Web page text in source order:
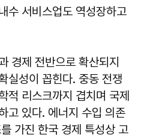
수 서비스업도 역성장하고
경제 전반으로 확산되지
실성이 꼽힌다. 중동 전쟁
적 리스크까지 겹치며 국제
고 있다. 에너지 수입 의존
가진 한국 경제 특성상 고